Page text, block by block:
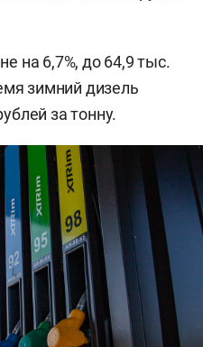
на 6,7%, до 64,9 тыс.
зимний дизель
за тонну.